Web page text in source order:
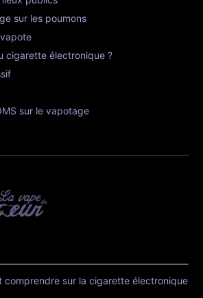
sur les poumons
cigarette électronique ?
sur le vapotage
comprendre sur la cigarette électronique